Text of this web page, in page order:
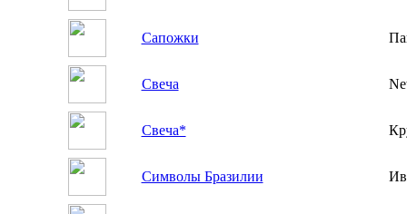
Сапожки
Свеча
Свеча*
Символы Бразилии